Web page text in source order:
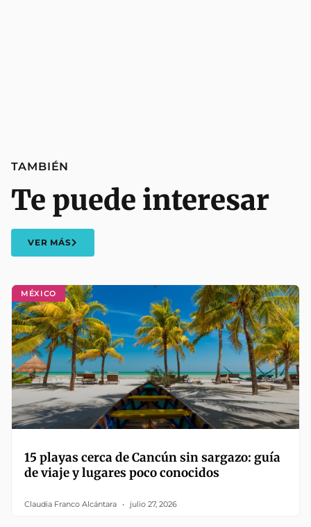
MÉXICO
15 playas cerca de Cancún sin sargazo: guía
de viaje y lugares poco conocidos
Claudia Franco Alcántara julio 27, 2026
TAMBIÉN
Te puede interesar
VER MÁS